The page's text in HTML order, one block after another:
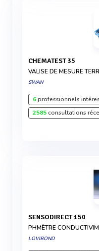
CHEMATEST 35
VALISE DE MESURE
SWAN
6professionnels
2585consultations
SENSODIRECT 150
PHMÈTRE
LOVIBOND